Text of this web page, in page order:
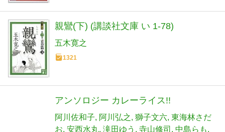
親鸞(下) (講談社文庫 い 1-78)
五木寛之
1321
アンソロジー カレーライス!!
阿川佐和子 阿川弘之 獅子文六 東海林さだ
お 安西水丸 滝田ゆう 寺山修司
中島らも